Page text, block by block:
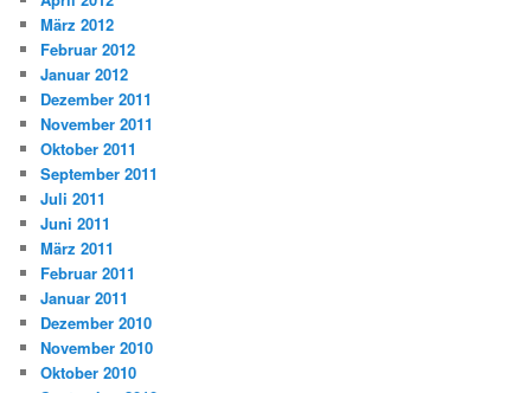
März 2012
Februar 2012
Januar 2012
Dezember 2011
November 2011
Oktober 2011
September 2011
Juli 2011
Juni 2011
März 2011
Februar 2011
Januar 2011
Dezember 2010
November 2010
Oktober 2010